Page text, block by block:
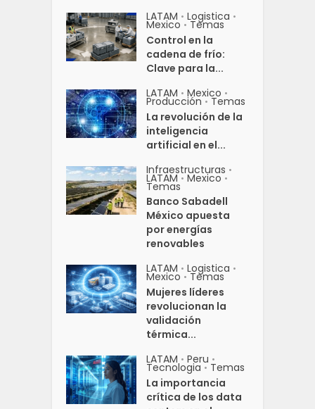
LATAM • Logistica •
Mexico • Temas
Control en la
cadena de frío:
Clave para la...
LATAM • Mexico •
Producción • Temas
La revolución de la
inteligencia
artificial en el...
Infraestructuras •
LATAM • Mexico •
Temas
Banco Sabadell
México apuesta
por energías
renovables
LATAM • Logistica •
Mexico • Temas
Mujeres líderes
revolucionan la
validación
térmica...
LATAM • Peru •
Tecnologia • Temas
La importancia
crítica de los data